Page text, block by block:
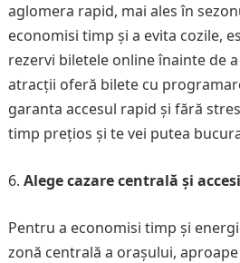
aglomera rapid, mai ales în
economisi timp și a evita cozile,
rezervi biletele online înainte de
atracții oferă bilete cu
garanta accesul rapid și fără
timp prețios și te vei putea
Alege cazare centrală și
Pentru a economisi timp și
zonă centrală a orașului,